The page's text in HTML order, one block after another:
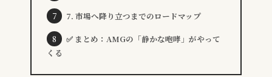
7. 市場へ降り立つまでのロードマップ
✅ まとめ：AMGの「静かな咆哮」がやって
くる